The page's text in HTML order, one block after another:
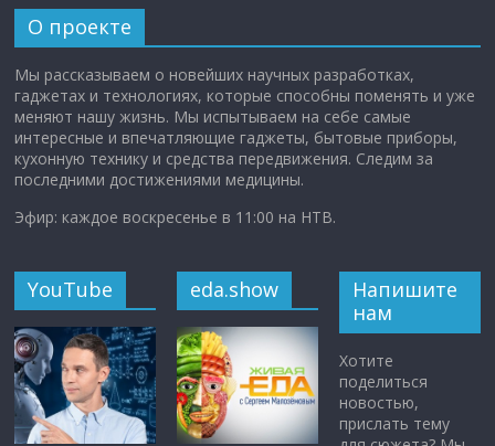
О проекте
Мы рассказываем о новейших научных разработках,
гаджетах и технологиях, которые способны поменять и уже
меняют нашу жизнь. Мы испытываем на себе самые
интересные и впечатляющие гаджеты, бытовые приборы,
кухонную технику и средства передвижения. Следим за
последними достижениями медицины.
Эфир: каждое воскресенье в 11:00 на НТВ.
YouTube eda.show
Напишите
нам
Хотите
поделиться
новостью,
прислать тему